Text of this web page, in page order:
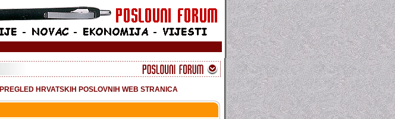
PREGLED HRVATSKIH POSLOVNIH WEB STRANICA